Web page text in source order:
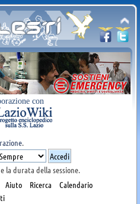
con
.
la durata della sessione.
Aiuto Ricerca
Calendario